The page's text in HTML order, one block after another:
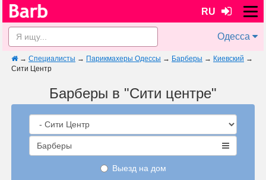
RU
Одесса
→ Специалисты → Парикмахеры Одессы → Барберы → Киевский →
Сити Центр
Барберы в "Сити центре"
Барберы
Выезд на дом